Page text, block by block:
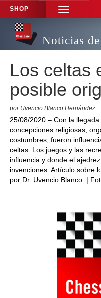
SHOP
TOGGLE
NAVIGATION
Noticias
Los celtas
posible
por Uvencio Blanco Hernández
25/08/2020 – Con la
concepciones religiosas,
costumbres, fueron
celtas. Los juegos y las
influencia y donde el
invenciones. Artículo sobre
por Dr. Uvencio Blanco. |